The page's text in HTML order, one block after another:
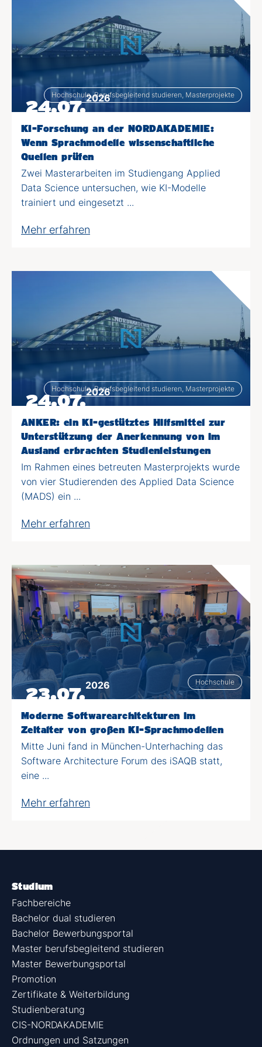
Hochschule, Berufsbegleitend studieren, Masterprojekte
24.07.2026
KI-Forschung an der NORDAKADEMIE:
Wenn Sprachmodelle wissenschaftliche
Quellen prüfen
Zwei Masterarbeiten im Studiengang Applied
Data Science untersuchen, wie KI-Modelle
trainiert und eingesetzt ...
Mehr erfahren
Hochschule, Berufsbegleitend studieren, Masterprojekte
24.07.2026
ANKER: ein KI-gestütztes Hilfsmittel zur
Unterstützung der Anerkennung von im
Ausland erbrachten Studienleistungen
Im Rahmen eines betreuten Masterprojekts wurde
von vier Studierenden des Applied Data Science
(MADS) ein ...
Mehr erfahren
Hochschule
23.07.2026
Moderne Softwarearchitekturen im
Zeitalter von großen KI-Sprachmodellen
Mitte Juni fand in München-Unterhaching das
Software Architecture Forum des iSAQB statt,
eine ...
Mehr erfahren
Studium
Fachbereiche
Bachelor dual studieren
Bachelor Bewerbungsportal
Master berufsbegleitend studieren
Master Bewerbungsportal
Promotion
Zertifikate & Weiterbildung
Studienberatung
CIS-NORDAKADEMIE
Ordnungen und Satzungen